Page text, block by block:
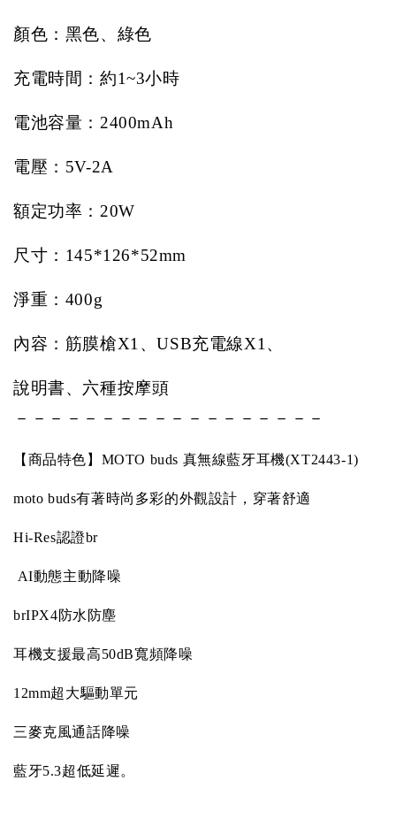
顏色：黑色、綠色
充電時間：約1~3小時
電池容量： 2400mAh
電壓： 5V-2A
額定功率： 20W
尺寸： 145*126*52mm
淨重： 400g
內容：筋膜槍X1 、USB充電線X1 、
說明書、六種按摩頭
－－－－－－－－－－－－－－－－－－
【商品特色】MOTO buds 真無線藍牙耳機(XT2443-1)
moto buds有著時尚多彩的外觀設計，穿著舒適
Hi-Res認證br
AI動態主動降噪
brIPX4防水防塵
耳機支援最高50dB寬頻降噪
12mm超大驅動單元
三麥克風通話降噪
藍牙5.3超低延遲。